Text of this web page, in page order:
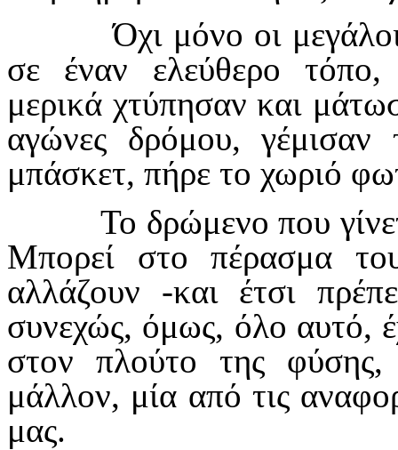
Όχι μόνο οι
σε έναν ελεύθερο τόπο,
μερικά χτύπησαν και
αγώνες δρόμου, γέμισαν
μπάσκετ, πήρε το χωριό
Το δρώμενο που
Μπορεί στο πέρασμα
αλλάζουν -και έτσι
συνεχώς, όμως, όλο αυτό,
στον πλούτο της
μάλλον, μία από τις
μας.